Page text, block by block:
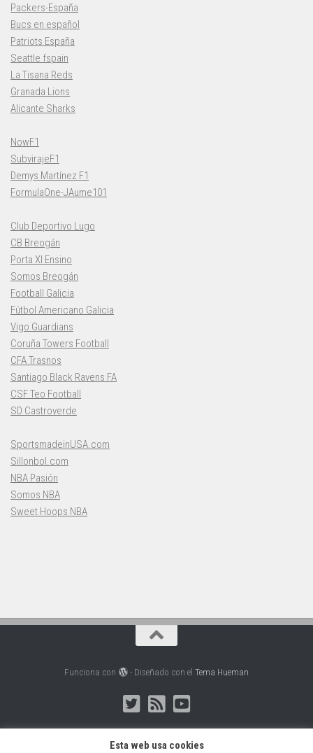
Packers-España
Bucs en español
Patriots España
Seattle fspain
La Tisana Reds
Granada Lions
Alicante Sharks
NowF1
SubvirajeF1
Demys Martínez F1
FormulaOne-JAume101
Club Deportivo Lugo
CB Breogán
Porta XI Ensino
Somos Breogán
Football Galicia
Fútbol Americano Galicia
Vigo Guardians
Coruña Towers Football
CFA Trasnos
Santiago Black Ravens FA
CSF Teo Football
SD Castroverde
SportsmadeinUSA.com
Sillonbol.com
NBA Pasión
Somos NBA
Sweet Hoops NBA
Funciona con - Diseñado con el Tema Hueman
Esta web usa cookies